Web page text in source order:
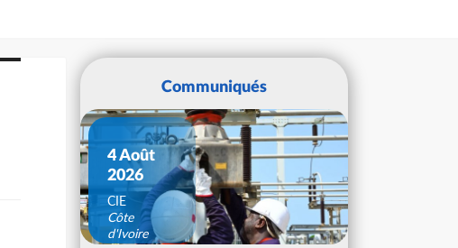
Communiqués
4 Août
2026
CIE
Côte
d'Ivoire